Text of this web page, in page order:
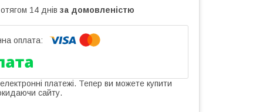
14 днів за домовленістю
платежі. Тепер ви можете купити
сайту.